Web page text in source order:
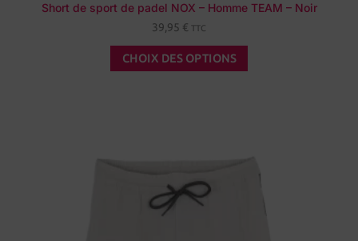
Short de sport de padel NOX – Homme TEAM – Noir
39,95 € TTC
CHOIX DES OPTIONS